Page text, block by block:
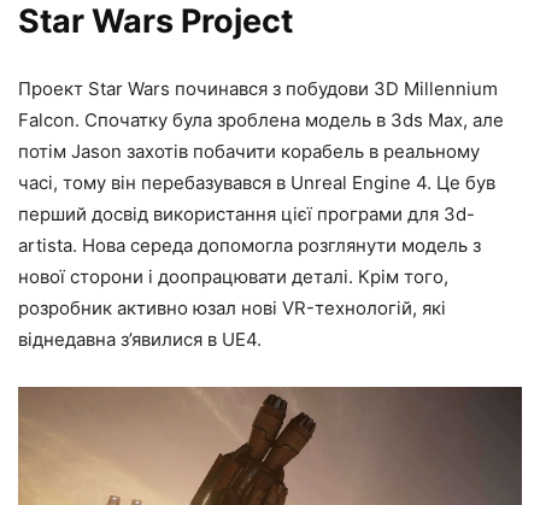
Star Wars Project
Проект Star Wars починався з побудови 3D Millennium
Falcon. Спочатку була зроблена модель в 3ds Max, але
потім Jason захотів побачити корабель в реальному
часі, тому він перебазувався в Unreal Engine 4. Це був
перший досвід використання цієї програми для 3d-
artista. Нова середа допомогла розглянути модель з
нової сторони і доопрацювати деталі. Крім того,
розробник активно юзал нові VR-технологій, які
віднедавна з’явилися в UE4.